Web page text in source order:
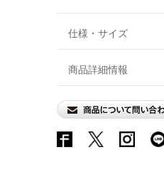
仕様・サイズ
商品詳細情報